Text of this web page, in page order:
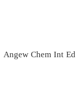
Angew Chem Int Ed